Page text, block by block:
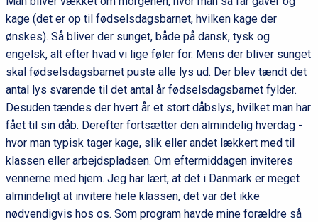
kage (det er op til fødselsdagsbarnet, hvilken kage der
ønskes). Så bliver der sunget, både på dansk, tysk og
engelsk, alt efter hvad vi lige føler for. Mens der bliver sunget
skal fødselsdagsbarnet puste alle lys ud. Der blev tændt det
antal lys svarende til det antal år fødselsdagsbarnet fylder.
Desuden tændes der hvert år et stort dåbslys, hvilket man har
fået til sin dåb. Derefter fortsætter den almindelig hverdag -
hvor man typisk tager kage, slik eller andet lækkert med til
klassen eller arbejdspladsen. Om eftermiddagen inviteres
vennerne med hjem. Jeg har lært, at det i Danmark er meget
almindeligt at invitere hele klassen, det var det ikke
nødvendigvis hos os. Som program havde mine forældre så